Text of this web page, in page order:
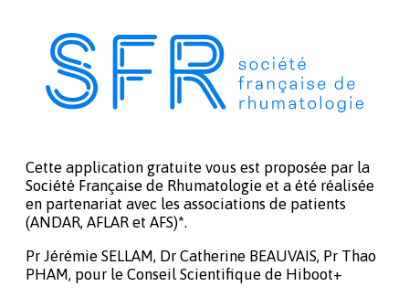
Cette application gratuite vous est proposée par la
Société Française de Rhumatologie et a été réalisée
en partenariat avec les associations de patients
(ANDAR, AFLAR et AFS)*.
Pr Jérémie SELLAM, Dr Catherine BEAUVAIS, Pr Thao
PHAM, pour le Conseil Scientifique de Hiboot+